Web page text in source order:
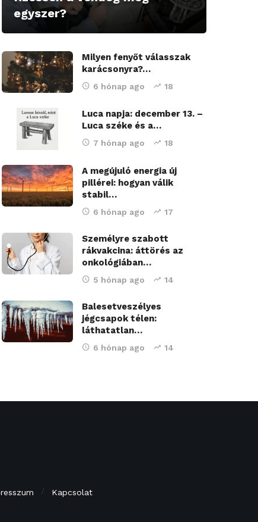
egyszer?
Milyen fenyőt válasszak
karácsonyra?…
6 hónap ago 18
Luca napja: december 13. –
Luca széke és a…
7 hónap ago 18
A megújuló energia új
pillérei: hogyan válik
stabil…
6 hónap ago 17
Személyre szabott
rákvakcina: áttörés az
onkológiában…
5 hónap ago 14
Balesetveszélyes
jégcsapok télen:
láthatatlan…
6 hónap ago 14
Kapcsolat